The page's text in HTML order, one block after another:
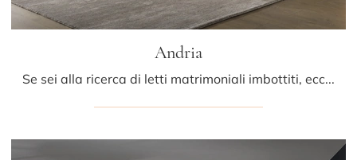
Andria
Se sei alla ricerca di letti matrimoniali imbottiti, ecco qui il modello Andria in pelle per arricchire la zona notte.